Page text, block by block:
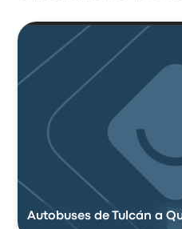
Autobuses de Tulcán a